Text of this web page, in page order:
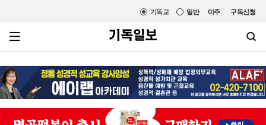
미주 구독신청
일반
기독교